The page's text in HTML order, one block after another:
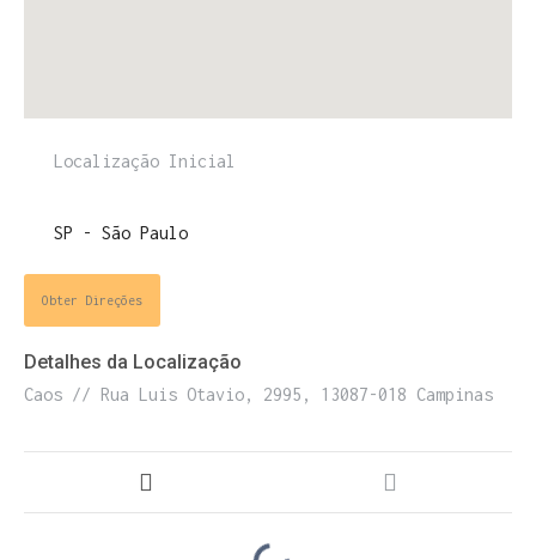
Obter Direções
Detalhes da Localização
Caos // Rua Luis Otavio, 2995, 13087-018 Campinas
É grátis.
Cognição Eletrônica © Copyright 2020. Todos os